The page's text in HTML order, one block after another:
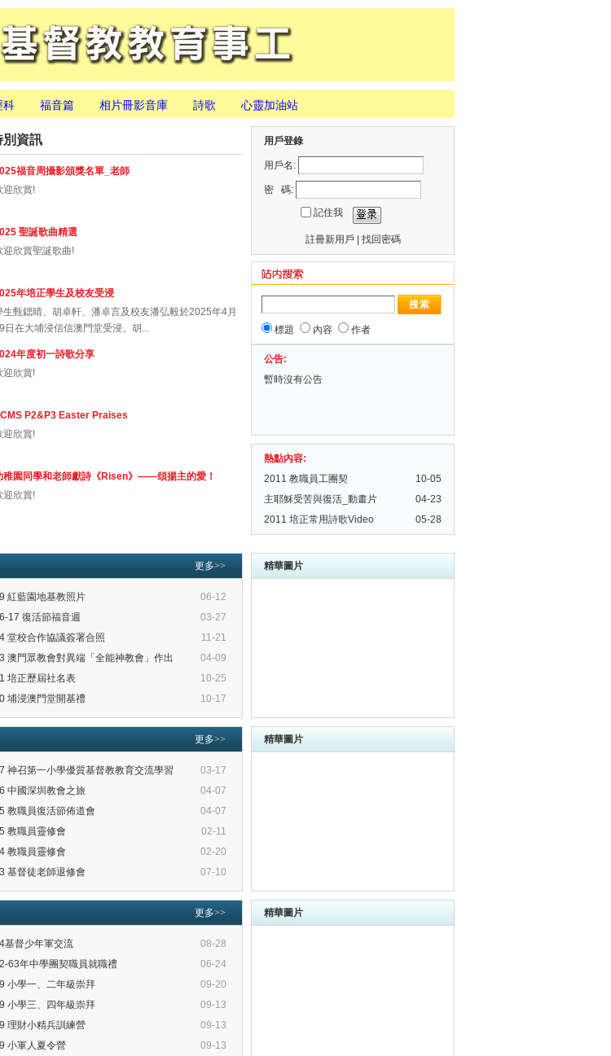
科 福音篇 相片冊影音庫 詩歌 心靈加油站
別資訊
福音周攝影頒獎名單_老師
迎欣賞!
聖誕歌曲精選
迎欣賞聖誕歌曲!
年培正學生及校友受浸
生甄鍶晴、胡卓軒、潘卓言及校友潘弘毅於2025年4月
日在大埔浸信信澳門堂受浸。胡...
年度初一詩歌分享
迎欣賞!
P2&P3 Easter Praises
迎欣賞!
稚園同學和老師獻詩《Risen》——頌揚主的愛！
迎欣賞!
用戶登錄
用戶名:
密 碼:
記住我
註冊新用戶 找回密碼
站內搜索
標題 內容 作者
公告:
暫時沒有公告
熱點內容:
10-05
2011 教職員工團契
04-23
主耶穌受苦與復活_動畫片
05-28
2011 培正常用詩歌Video
2010 基督教對萬聖節的看法
更多>>
06-12
紅藍園地基教照片
03-27
17 復活節福音週
11-21
堂校合作協議簽署合照
04-09
澳門眾教會對異端「全能神教會」作出
10-25
培正歷屆社名表
10-17
埔浸澳門堂開基禮
精華圖片
更多>>
03-17
神召第一小學優質基督教教育交流學習
04-07
中國深圳教會之旅
04-07
教職員復活節佈道會
02-11
教職員靈修會
02-20
教職員靈修會
07-10
基督徒老師退修會
精華圖片
更多>>
08-28
基督少年軍交流
06-24
63年中學團契職員就職禮
09-20
小學一、二年級崇拜
09-13
小學三、四年級崇拜
09-13
理財小精兵訓練營
09-13
小軍人夏令營
精華圖片